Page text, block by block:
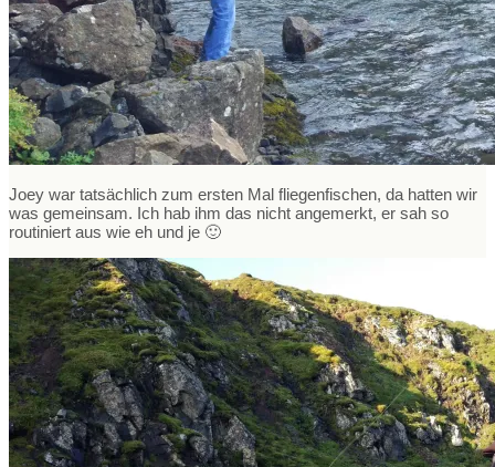
Joey war tatsächlich zum ersten Mal fliegenfischen, da hatten wir
was gemeinsam. Ich hab ihm das nicht angemerkt, er sah so
routiniert aus wie eh und je 🙂